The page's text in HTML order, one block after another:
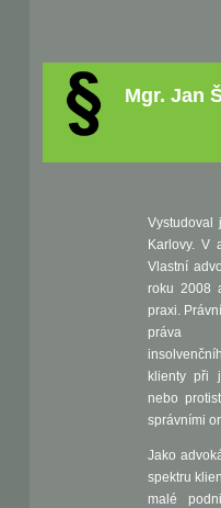
Mgr. Jan
Vystudoval
Karlovy. V
Vlastní
roku 2008
praxi.
práva
klienty při
nebo
správními
Jako
spektru
malé